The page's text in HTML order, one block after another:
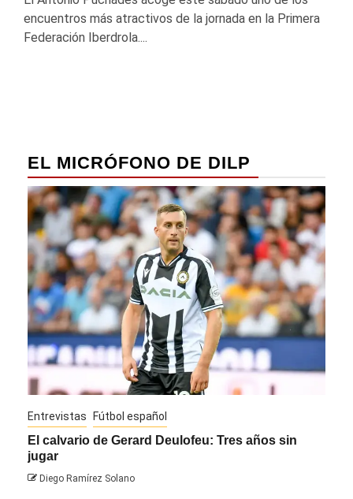
encuentros más atractivos de la jornada en la Primera
Federación Iberdrola....
EL MICRÓFONO DE DILP
Entrevistas Fútbol español
El calvario de Gerard Deulofeu: Tres años sin
jugar
Diego Ramírez Solano